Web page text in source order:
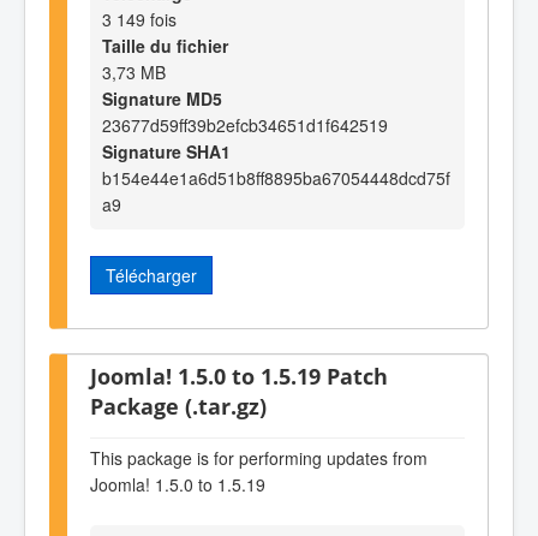
3 149 fois
Taille du fichier
3,73 MB
Signature MD5
23677d59ff39b2efcb34651d1f642519
Signature SHA1
b154e44e1a6d51b8ff8895ba67054448dcd75f
a9
Télécharger
Joomla! 1.5.0 to 1.5.19 Patch
Package (.tar.gz)
This package is for performing updates from
Joomla! 1.5.0 to 1.5.19